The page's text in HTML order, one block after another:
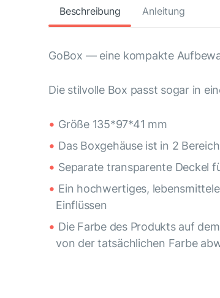
Beschreibung Anleitung
GoBox — eine kompakte
Die stilvolle Box passt sogar in
Größe 135*97*41 mm
Das Boxgehäuse ist in 2
Separate transparente Deckel
Ein hochwertiges,
Einflüssen
Die Farbe des Produkts auf
von der tatsächlichen Farbe